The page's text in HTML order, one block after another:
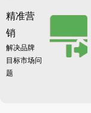
精准营
销
解决品牌
目标市场问
题